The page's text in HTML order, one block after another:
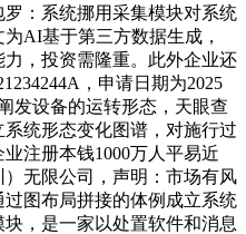
：系统挪用采集模块对系统
AI基于第三方数据生成，
，投资需隆重。此外企业还
，申请日期为2025
发设备的运转形态，天眼查
统形态变化图谱，对施行过
注册本钱1000万人平易近
无限公司，声明：市场有风
图布局拼接的体例成立系统
，是一家以处置软件和消息